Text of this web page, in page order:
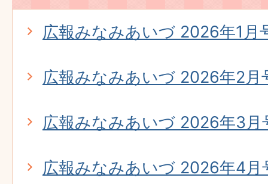
広報みなみあいづ 2026年1月
広報みなみあいづ 2026年2月
広報みなみあいづ 2026年3
広報みなみあいづ 2026年4月